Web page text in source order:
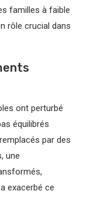
familles à faible
rôle crucial dans
ont perturbé
équilibrés
par des
une
exacerbé ce